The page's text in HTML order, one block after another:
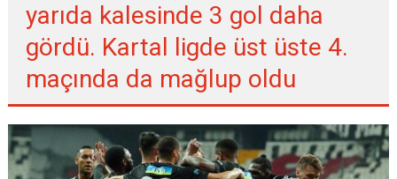
yarıda kalesinde 3 gol daha
gördü. Kartal ligde üst üste 4.
maçında da mağlup oldu